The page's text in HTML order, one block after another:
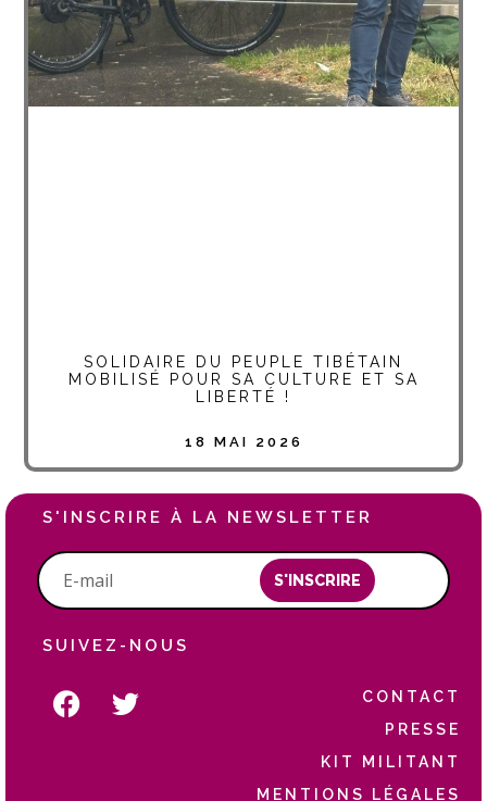
SOLIDAIRE DU PEUPLE TIBÉTAIN
MOBILISÉ POUR SA CULTURE ET SA
LIBERTÉ !
18 MAI 2026
S'INSCRIRE À LA NEWSLETTER
S'INSCRIRE
SUIVEZ-NOUS
CONTACT
PRESSE
KIT MILITANT
MENTIONS LÉGALES